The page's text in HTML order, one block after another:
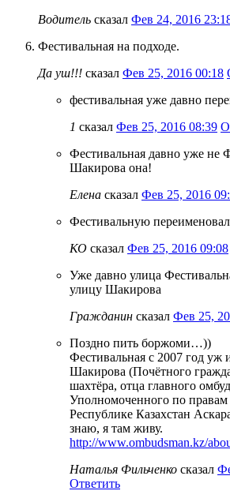
Водитель сказал Фев 24, 2016
Фестивальная на подходе.
Да уш!!! сказал Фев 25, 2016 00:18
фестивальная уже давно
1 сказал Фев 25, 2016 08:39
Фестивальная давно уже не
Шакирова она!
Елена сказал Фев 25, 2016
Фестивальную
КО сказал Фев 25, 2016 09:08
Уже давно улица
улицу Шакирова
Гражданин сказал Фев 25,
Поздно пить боржоми…))
Фестивальная с 2007 год уж
Шакирова (Почётного
шахтёра, отца главного
Уполномоченного по правам
Республике Казахстан
знаю, я там живу.
http://www.ombudsman.kz/
Наталья Фильченко сказал
Ответить